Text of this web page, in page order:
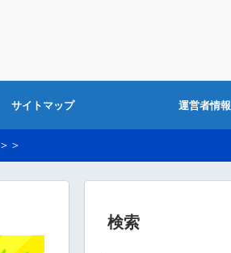
サイトマップ 運営者情報
＞
検索